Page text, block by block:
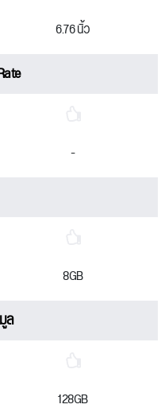
6.76 นิ้ว
-
8GB
ล
128GB